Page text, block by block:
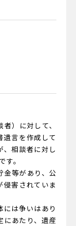
）に対して、
言を作成して
相談者に対し
。
金等があり、公
侵害されていま
は争いはあり
にあたり、遺産